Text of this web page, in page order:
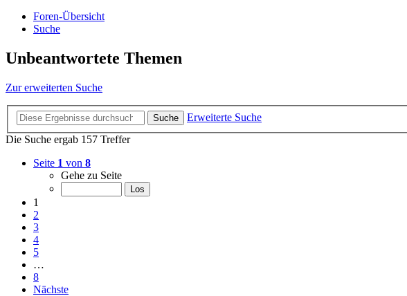
Foren-Übersicht
Suche
Unbeantwortete Themen
Zur erweiterten Suche
Suche
Erweiterte Suche
Die Suche ergab 157 Treffer
Seite 1 von 8
Gehe zu Seite
1
2
3
4
5
…
8
Nächste